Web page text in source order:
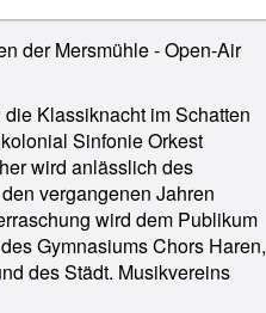
der Mersmühle - Open-Air
Klassiknacht im Schatten
Sinfonie Orkest
wird anlässlich des
vergangenen Jahren
wird dem Publikum
Gymnasiums Chors Haren,
des Städt. Musikvereins